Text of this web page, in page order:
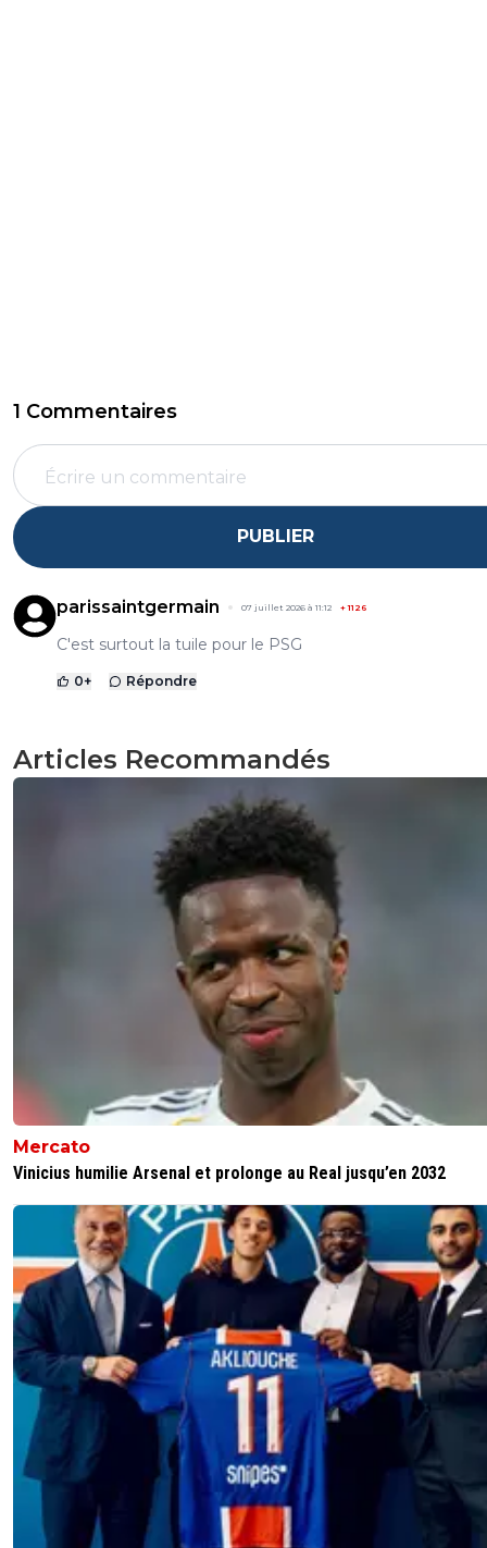
1 Commentaires
PUBLIER
parissaintgermain 07 juillet 2026 à 11:12 +1126
C'est surtout la tuile pour le PSG
0+ Répondre
Articles Recommandés
Mercato
Vinicius humilie Arsenal et prolonge au Real jusqu’en 2032